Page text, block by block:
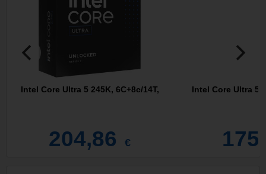
Intel Core Ultra 5 245K, 6C+8c/14T,
204,86 €
Intel Core Ultra 5